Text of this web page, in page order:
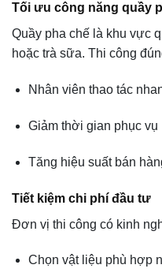
Tối ưu công năng quầy
Quầy pha chế là khu vực
hoặc trà sữa. Thi công
Nhân viên thao tác
Giảm thời gian phục vụ
Tăng hiệu suất bán
Tiết kiệm chi phí đầu tư
Đơn vị thi công có kinh
Chọn vật liệu phù hợp